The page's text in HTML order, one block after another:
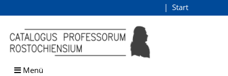
Browsen
direkt zum Inhalt
Start
Menü